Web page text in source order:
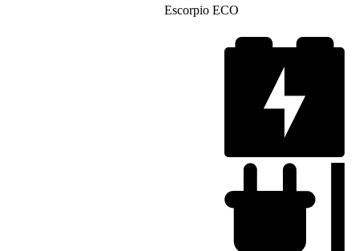
Escorpio ECO